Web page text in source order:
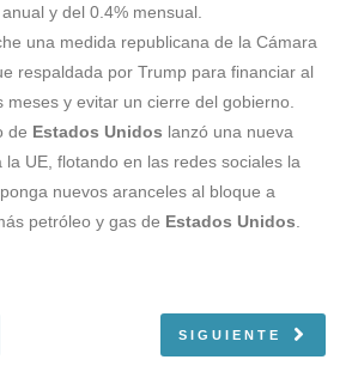
y del 0.4% mensual.
una medida republicana de la Cámara
respaldada por Trump para financiar al
y evitar un cierre del gobierno.
de Estados Unidos lanzó una nueva
UE, flotando en las redes sociales la
nuevos aranceles al bloque a
petróleo y gas de Estados Unidos
SIGUIENTE